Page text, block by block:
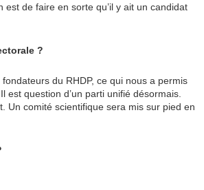
de faire en sorte qu’il y ait un candidat
?
du RHDP, ce qui nous a permis
est question d’un parti unifié désormais.
Un comité scientifique sera mis sur pied en